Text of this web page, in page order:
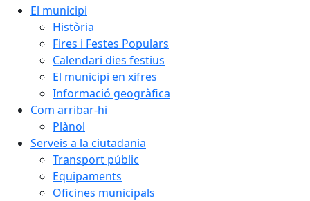
El municipi
Història
Fires i Festes Populars
Calendari dies festius
El municipi en xifres
Informació geogràfica
Com arribar-hi
Plànol
Serveis a la ciutadania
Transport públic
Equipaments
Oficines municipals